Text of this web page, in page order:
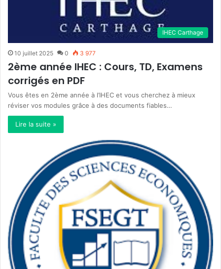
IHEC Carthage
10 juillet 2025 0 3 977
2ème année IHEC : Cours, TD, Examens
corrigés en PDF
Vous êtes en 2ème année à l’IHEC et vous cherchez à mieux
réviser vos modules grâce à des documents fiables…
Lire la suite »